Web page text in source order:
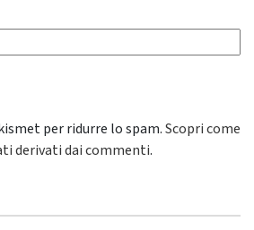
per ridurre lo spam.Scopri come
derivati dai commenti.